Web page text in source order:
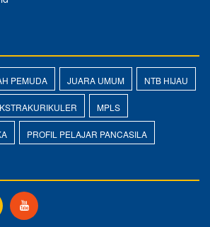
PEMUDA JUARA UMUM NTB HIJAU
MPLS
PROFIL PELAJAR PANCASILA